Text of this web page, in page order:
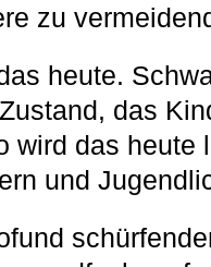
zu
heute.
das
wird das
und